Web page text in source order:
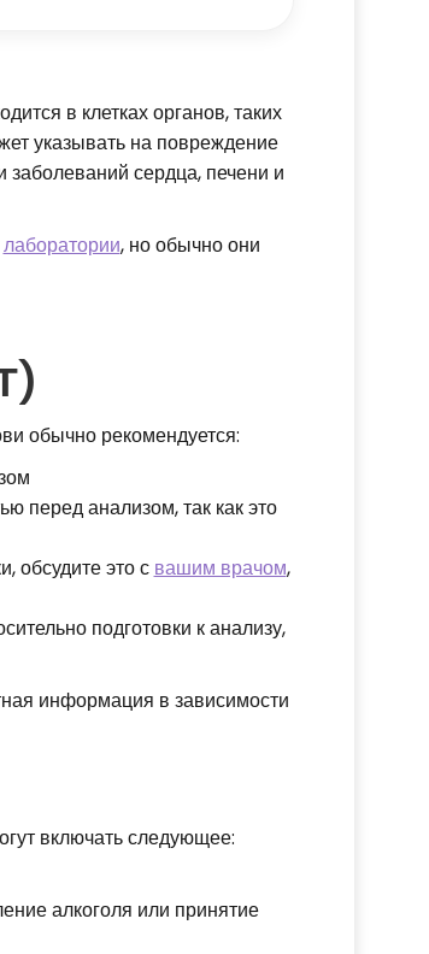
в клетках органов, таких
указывать на повреждение
заболеваний сердца, печени и
лаборатории, но обычно они
обычно рекомендуется:
перед анализом, так как это
обсудите это с вашим врачом,
подготовки к анализу,
информация в зависимости
включать следующее:
алкоголя или принятие